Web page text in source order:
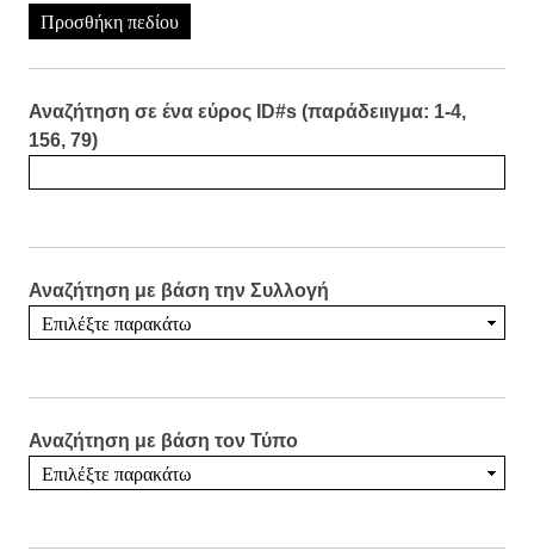
Προσθήκη πεδίου
Αναζήτηση σε ένα εύρος ID#s (παράδειιγμα: 1-4,
156, 79)
Αναζήτηση με βάση την Συλλογή
Αναζήτηση με βάση τον Τύπο